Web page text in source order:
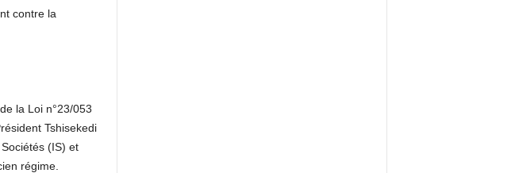
contre la
la Loi n°23/053
Tshisekedi
(IS) et
régime.